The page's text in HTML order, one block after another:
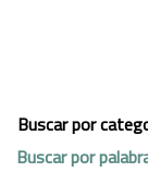
Buscar por
Buscar por